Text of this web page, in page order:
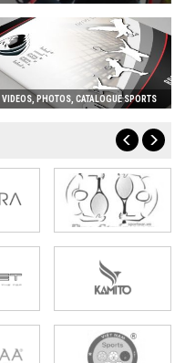
VIDEOS, PHOTOS, CATALOGUE SPORTS